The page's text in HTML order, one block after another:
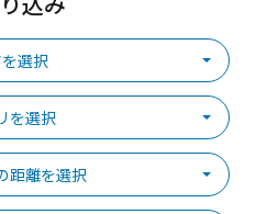
選択
を選択
距離を選択